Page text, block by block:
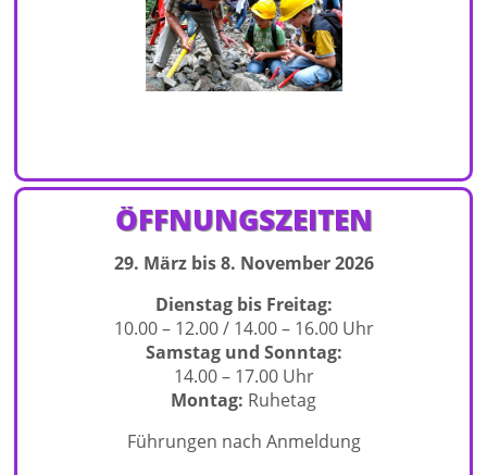
ÖFFNUNGSZEITEN
29. März bis 8. November 2026
Dienstag bis Freitag:
10.00 – 12.00 / 14.00 – 16.00 Uhr
Samstag und Sonntag:
14.00 – 17.00 Uhr
Montag: Ruhetag
Führungen nach Anmeldung